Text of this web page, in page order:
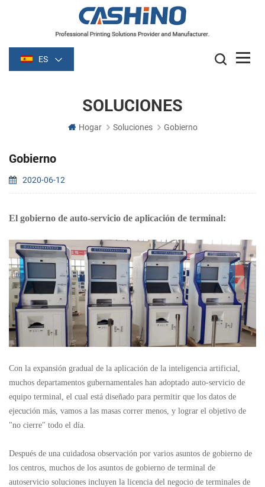
ES
SOLUCIONES
Hogar Soluciones Gobierno
Gobierno
2020-06-12
El gobierno de auto-servicio de aplicación de terminal:
Con la expansión gradual de la aplicación de la inteligencia artificial,
muchos departamentos gubernamentales han adoptado auto-servicio de
equipo terminal, el cual está diseñado para permitir que los datos de
ejecución más, vamos a las masas correr menos, y lograr el objetivo de
"no cierre" todo el día.
Después de una cuidadosa observación por varios asuntos de gobierno de
los centros, muchos de los asuntos de gobierno de terminal de
autoservicio soluciones incluyen la licencia del negocio de terminales de